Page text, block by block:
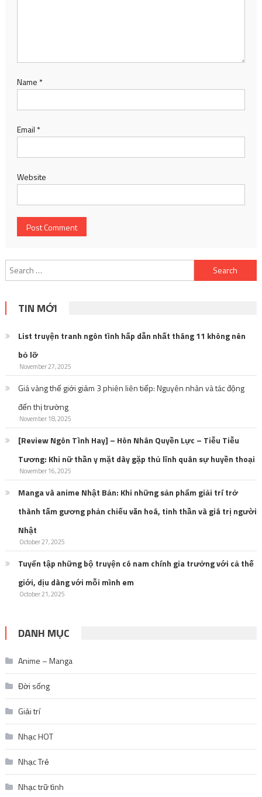
Name *
Email *
Website
Search
for:
TIN MỚI
List truyện tranh ngôn tình hấp dẫn nhất tháng 11 không nên
bỏ lỡ
November 27, 2025
Giá vàng thế giới giảm 3 phiên liên tiếp: Nguyên nhân và tác động
đến thị trường
November 18, 2025
[Review Ngôn Tình Hay] – Hôn Nhân Quyền Lực – Tiễu Tiễu
Tương: Khi nữ thần y mặt dày gặp thủ lĩnh quân sự huyền thoại
November 16, 2025
Manga và anime Nhật Bản: Khi những sản phẩm giải trí trở
thành tấm gương phản chiếu văn hoá, tinh thần và giá trị người
Nhật
October 27, 2025
Tuyển tập những bộ truyện có nam chính gia trưởng với cả thế
giới, dịu dàng với mỗi mình em
October 21, 2025
DANH MỤC
Anime – Manga
Đời sống
Giải trí
Nhạc HOT
Nhạc Trẻ
Nhạc trữ tình